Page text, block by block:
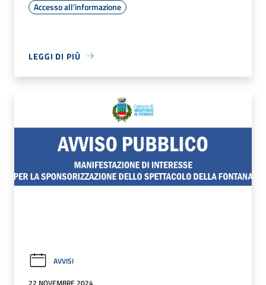
Accesso all'informazione
LEGGI DI PIÙ
AVVISI